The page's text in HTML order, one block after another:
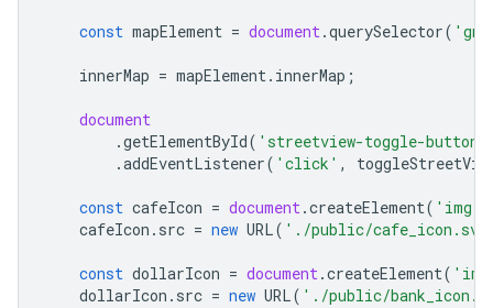
const mapElement = document.querySelector(
innerMap = mapElement. innerMap ;
document
.getElementById( 'streetview-toggle-button'
.addEventListener( 'click' ,
const cafeIcon = document.createElement( 'img'
cafeIcon . src = new URL( './public/
const dollarIcon = document.createElement(
dollarIcon . src = new URL( './public/